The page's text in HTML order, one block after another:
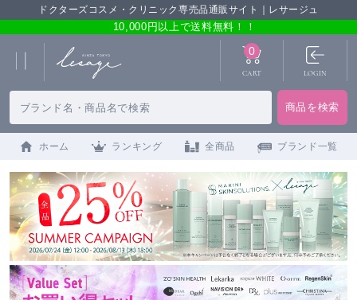
ドクターズコスメ・クリニック専売品通販サイト｜レサージュ
10,000円以上で送料無料！！
0
CART LOGIN
ホーム ランキング 全商品 ブランド一覧